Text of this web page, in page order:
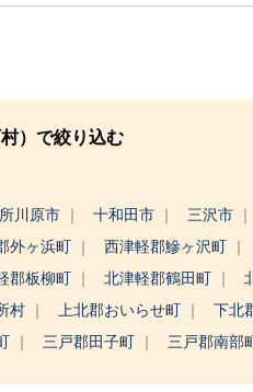
）で絞り込む
川原市 十和田市 三沢市
外ヶ浜町 西津軽郡鰺ヶ沢町
郡板柳町 北津軽郡鶴田町
村 上北郡おいらせ町 下北
三戸郡田子町 三戸郡南部